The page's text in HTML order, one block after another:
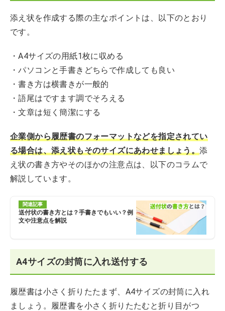
添え状を作成する際の主なポイントは、以下のとおり
です。
・A4サイズの用紙1枚に収める
・パソコンと手書きどちらで作成しても良い
・書き方は横書きが一般的
・語尾はですます調でそろえる
・文章は短く簡潔にする
企業側から履歴書のフォーマットなどを指定されてい
る場合は、添え状もそのサイズにあわせましょう。添
え状の書き方やそのほかの注意点は、以下のコラムで
解説しています。
関連記事
送付状の書き方とは？手書きでもいい？例
文や注意点を解説
A4サイズの封筒に入れ送付する
履歴書は小さく折りたたまず、A4サイズの封筒に入れ
ましょう。履歴書を小さく折りたたむと折り目がつ